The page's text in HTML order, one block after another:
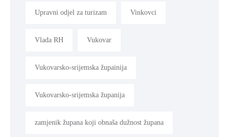
Upravni odjel za turizam Vinkovci
Vlada RH Vukovar
Vukovarsko-srijemska župainija
Vukovarsko-srijemska županija
zamjenik župana koji obnaša dužnost župana